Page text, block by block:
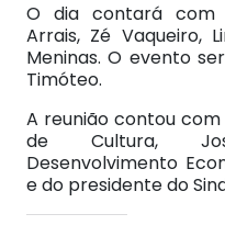
O dia contará com
Arrais, Zé Vaqueiro,
Meninas. O evento
Timóteo.
A reunião contou
de Cultura,
Desenvolvimento
e do presidente do